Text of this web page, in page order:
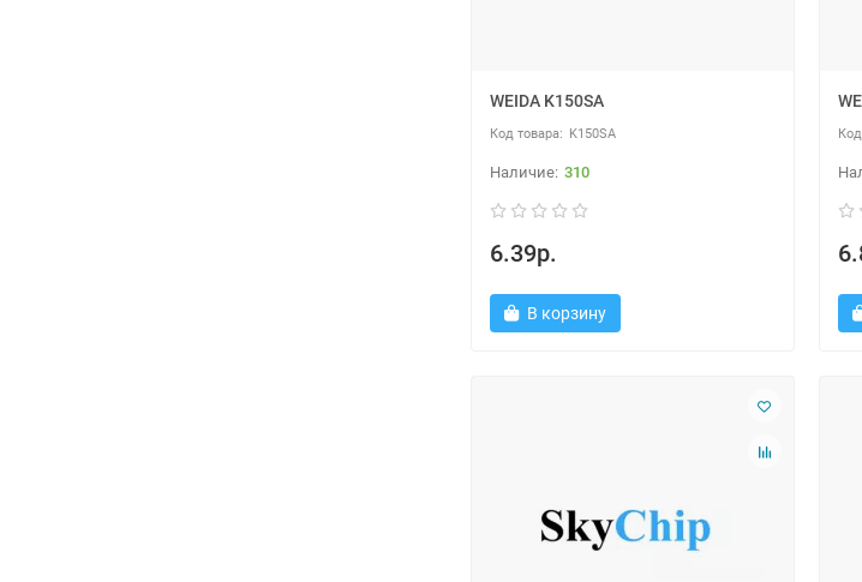
WEIDA K150SA
K150SA
310
6.39р.
В корзину